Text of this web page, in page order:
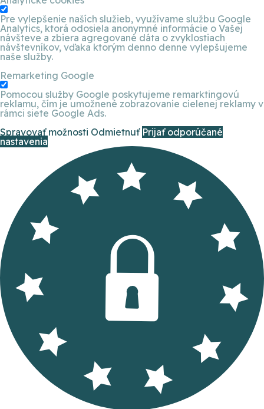
Pre vylepšenie naších služieb, využívame službu Google
Analytics, ktorá odosiela anonymné informácie o Vašej
návšteve a zbiera agregované dáta o zvyklostiach
návštevníkov, vďaka ktorým denno denne vylepšujeme
naše služby.
Remarketing Google
Pomocou služby Google poskytujeme remarktingovú
reklamu, čím je umožnené zobrazovanie cielenej reklamy v
rámci siete Google Ads.
Spravovať možnosti Odmietnuť Prijať odporúčané
nastavenia